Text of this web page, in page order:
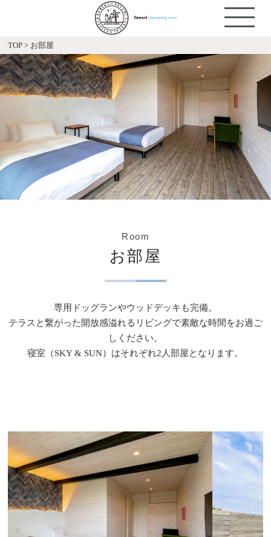
TOP > お部屋
Room
お部屋
専用ドッグランやウッドデッキも完備。
テラスと繋がった開放感溢れるリビングで素敵な時間をお過ご
しください。
寝室（SKY & SUN）はそれぞれ2人部屋となります。